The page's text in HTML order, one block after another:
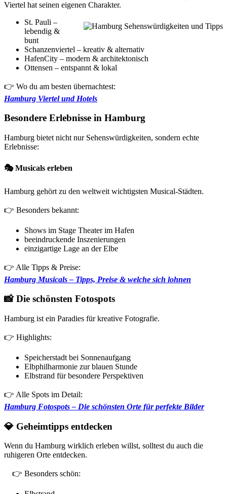
Viertel hat seinen eigenen Charakter.
St. Pauli –
lebendig &
bunt
Schanzenviertel – kreativ & alternativ
HafenCity – modern & architektonisch
Ottensen – entspannt & lokal
👉 Wo du am besten übernachtest:
Hamburg Viertel und Hotels
Besondere Erlebnisse in Hamburg
Hamburg bietet nicht nur Sehenswürdigkeiten, sondern echte
Erlebnisse:
🎭Musicals erleben
Hamburg gehört zu den weltweit wichtigsten Musical-Städten.
👉 Besonders bekannt:
Shows im Stage Theater im Hafen
beeindruckende Inszenierungen
einzigartige Lage an der Elbe
👉 Alle Tipps & Preise:
Hamburg Musicals – Tipps, Preise & welche sich lohnen
📸 Die schönsten Fotospots
Hamburg ist ein Paradies für kreative Fotografie.
👉 Highlights:
Speicherstadt bei Sonnenaufgang
Elbphilharmonie zur blauen Stunde
Elbstrand für besondere Perspektiven
👉 Alle Spots im Detail:
Hamburg Fotospots – Die schönsten Orte für perfekte Bilder
💎 Geheimtipps entdecken
Wenn du Hamburg wirklich erleben willst, solltest du auch die
ruhigeren Orte entdecken.
👉 Besonders schön: